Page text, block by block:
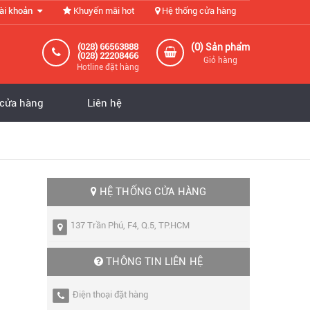
khoản Khuyến mãi hot Hệ thống cửa hàng
(0) Sản phẩm
Giỏ hàng
(028) 66563888
(028) 22208466
Hotline đặt hàng
hàng Liên hệ
HỆ THỐNG CỬA HÀNG
137 Trần Phú, F4, Q.5, TP.HCM
THÔNG TIN LIÊN HỆ
Điện thoại đặt hàng